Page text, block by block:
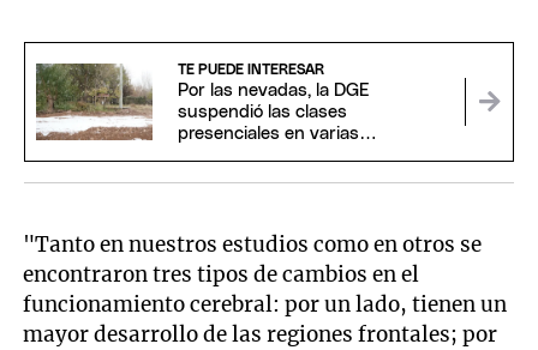
TE PUEDE INTERESAR
Por las nevadas, la DGE
suspendió las clases
presenciales en varias
"Tanto en nuestros estudios como en otros se
encontraron tres tipos de cambios en el
funcionamiento cerebral: por un lado, tienen un
mayor desarrollo de las regiones frontales; por